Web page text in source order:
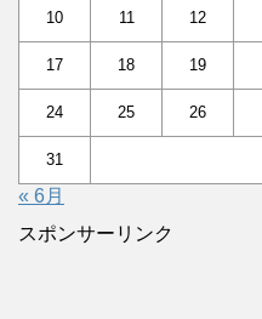
10 11 12
17 18 19
24 25 26
31
« 6月
スポンサーリンク